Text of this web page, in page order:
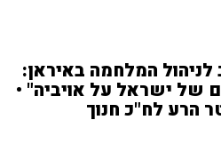
המלחמה באיראן:
של ישראל על אויביה" •
הרע לח"כ חנוך